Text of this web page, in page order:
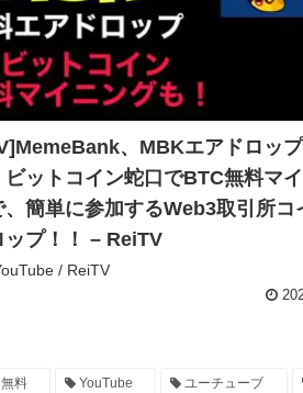
、MBKエアドロッ
ビットコイン蛇口でBTC無料マ
、簡単に参加するWeb3取引所コ
ップ！！ – ReiTV
/ ReiTV
料 YouTube ユーチューブ